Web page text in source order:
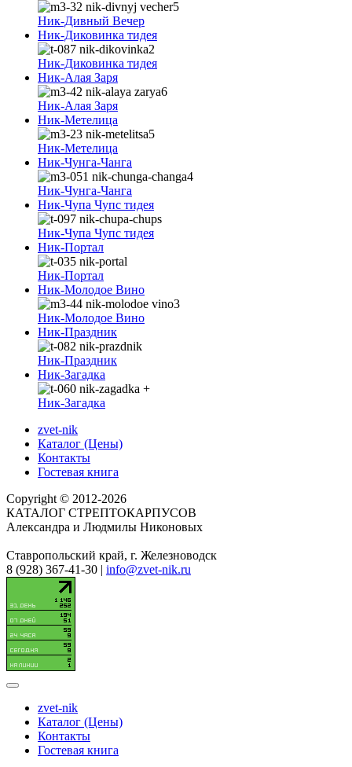
Ник-Дивный Вечер
Ник-Диковинка тидея
Ник-Диковинка тидея
Ник-Алая Заря
Ник-Алая Заря
Ник-Метелица
Ник-Метелица
Ник-Чунга-Чанга
Ник-Чунга-Чанга
Ник-Чупа Чупс тидея
Ник-Чупа Чупс тидея
Ник-Портал
Ник-Портал
Ник-Молодое Вино
Ник-Молодое Вино
Ник-Праздник
Ник-Праздник
Ник-Загадка
Ник-Загадка
zvet-nik
Каталог (Цены)
Контакты
Гостевая книга
Copyright © 2012-2026
КАТАЛОГ СТРЕПТОКАРПУСОВ
Александра и Людмилы Никоновых
Ставропольский край, г. Железноводск
8 (928) 367-41-30 | info@zvet-nik.ru
zvet-nik
Каталог (Цены)
Контакты
Гостевая книга